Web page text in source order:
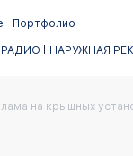
Портфолио
НАРУЖНАЯ
на крышных